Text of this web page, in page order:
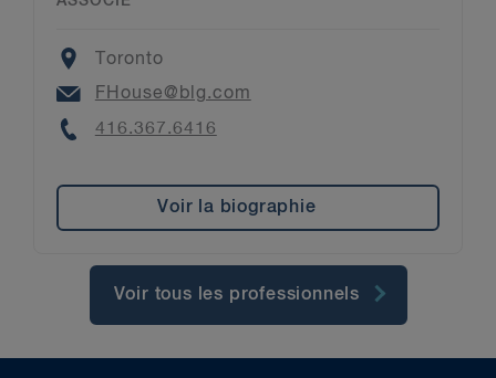
Location
Toronto
Email
FHouse@blg.com
Phone
416.367.6416
Voir la biographie
Voir tous les professionnels